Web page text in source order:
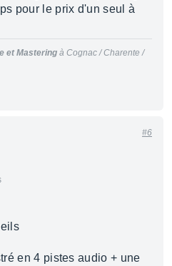
pour le prix d'un seul à
et Mastering à Cognac / Charente /
#6
en 4 pistes audio + une